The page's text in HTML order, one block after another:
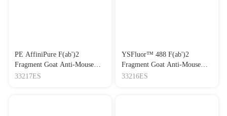
PE AffiniPure F(ab')2
Fragment Goat Anti-Mouse
IgG (H+L)
33217ES
YSFluor™ 488 F(ab')2
Fragment Goat Anti-Mouse
IgG (H+L)
33216ES